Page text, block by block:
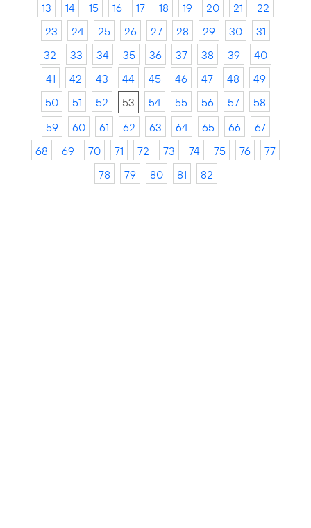
13
14 15 16 17 18 19 20 21
22
23
24 25 26 27 28 29 30
31
32
33 34 35 36 37 38 39
40
41
42 43 44 45 46 47 48
49
50
51 52 53 54 55 56 57
58
59
60 61 62 63 64 65 66
67
68
69 70 71 72 73 74 75 76
77
78
79 80 81 82